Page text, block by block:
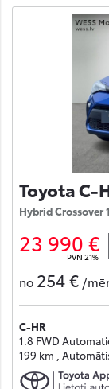
Toyota C-
Hybrid Crossover
23 990 €
PVN 21%
no 254 € /
C-HR
1.8 FWD
199 km ,